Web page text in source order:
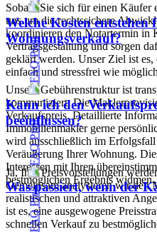
Sobald Sie sich für einen Käufer
uns um die rechtssichere
koordinieren den Notartermin in
Vertragsgestaltung und sorgen
geklärt werden. Unser Ziel ist
einfach und stressfrei wie
Welche Kosten
Wohnungsverkauf?
Unsere Gebührenstruktur ist
kommuniziert. Die
Verkaufspreis. Detaillierte
Immobilienmakler gerne
wird ausschließlich im
Veräußerung Ihrer Wohnung.
Interessen mit Ihren
bestmöglichen Ergebnis widmen.
Kann ich den
beeinflussen?
Ja, Ihre Preisvorstellungen
Gemeinsam analysieren wir den
realistischen und attraktiven
ist es, eine ausgewogene
schnellen Verkauf zu
Was passiert, wenn der